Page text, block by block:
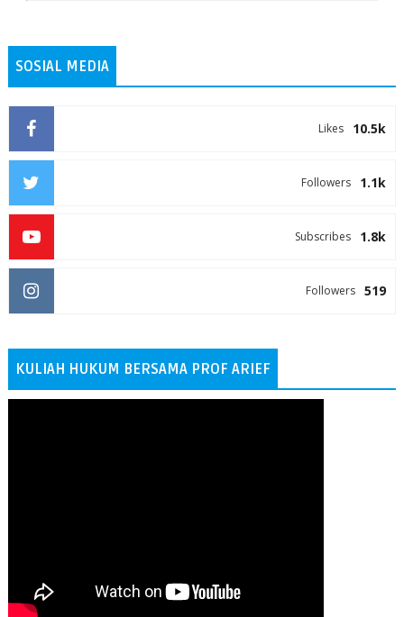
SOSIAL MEDIA
10.5k
Likes
1.1k
Followers
1.8k
Subscribes
519
Followers
KULIAH HUKUM BERSAMA PROF ARIEF